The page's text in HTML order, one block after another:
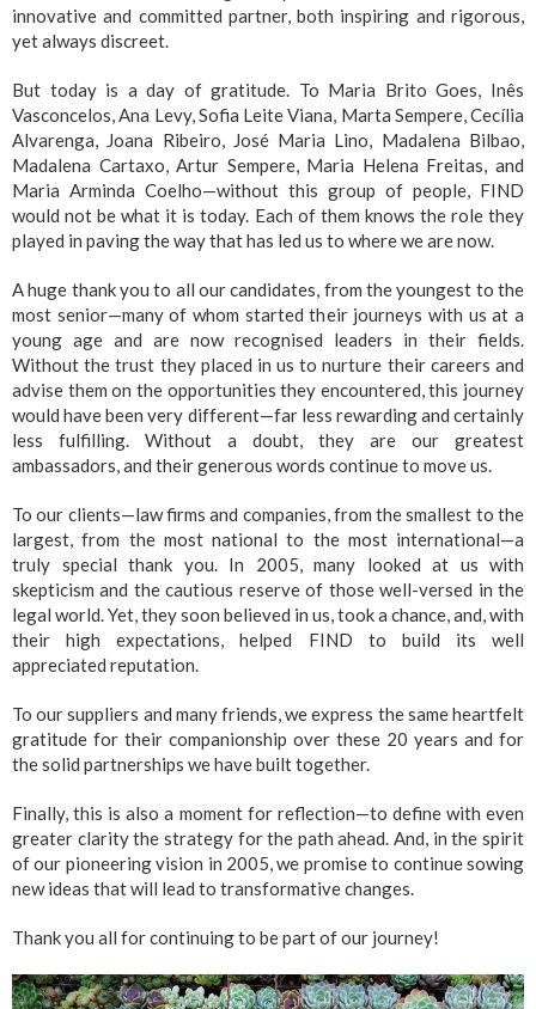
innovative and committed partner, both inspiring and rigorous,
yet always discreet.
But today is a day of gratitude. To Maria Brito Goes, Inês
Vasconcelos, Ana Levy, Sofia Leite Viana, Marta Sempere, Cecília
Alvarenga, Joana Ribeiro, José Maria Lino, Madalena Bilbao,
Madalena Cartaxo, Artur Sempere, Maria Helena Freitas, and
Maria Arminda Coelho—without this group of people, FIND
would not be what it is today. Each of them knows the role they
played in paving the way that has led us to where we are now.
A huge thank you to all our candidates, from the youngest to the
most senior—many of whom started their journeys with us at a
young age and are now recognised leaders in their fields.
Without the trust they placed in us to nurture their careers and
advise them on the opportunities they encountered, this journey
would have been very different—far less rewarding and certainly
less fulfilling. Without a doubt, they are our greatest
ambassadors, and their generous words continue to move us.
To our clients—law firms and companies, from the smallest to the
largest, from the most national to the most international—a
truly special thank you. In 2005, many looked at us with
skepticism and the cautious reserve of those well-versed in the
legal world. Yet, they soon believed in us, took a chance, and, with
their high expectations, helped FIND to build its well
appreciated reputation.
To our suppliers and many friends, we express the same heartfelt
gratitude for their companionship over these 20 years and for
the solid partnerships we have built together.
Finally, this is also a moment for reflection—to define with even
greater clarity the strategy for the path ahead. And, in the spirit
of our pioneering vision in 2005, we promise to continue sowing
new ideas that will lead to transformative changes.
Thank you all for continuing to be part of our journey!